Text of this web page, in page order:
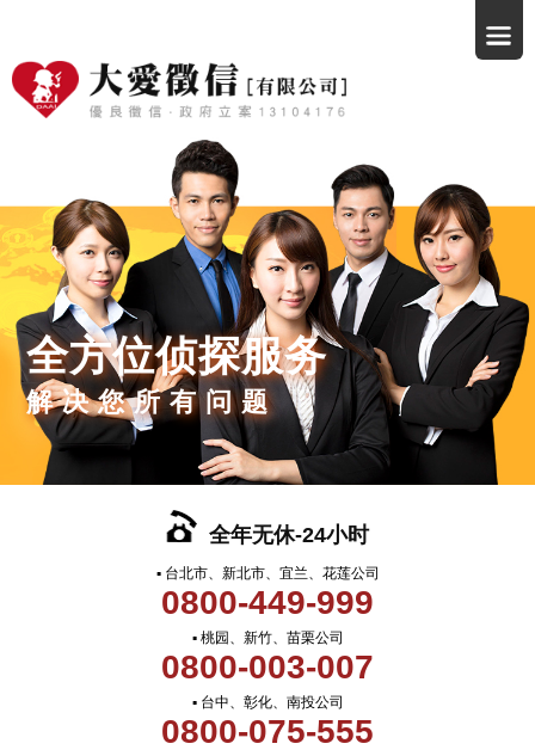
全方位侦探服务
解决您所有问题
全年无休-24小时
▪ 台北市、新北市、宜兰、花莲公司
0800-449-999
▪ 桃园、新竹、苗栗公司
0800-003-007
▪ 台中、彰化、南投公司
0800-075-555